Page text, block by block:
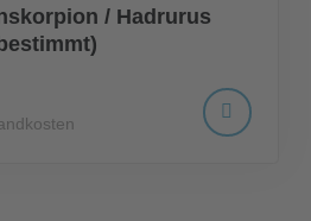
/ Hadrurus